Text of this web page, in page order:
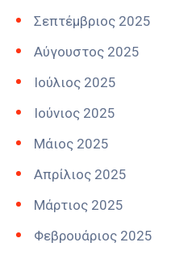
Σεπτέμβριος 2025
Αύγουστος 2025
Ιούλιος 2025
Ιούνιος 2025
Μάιος 2025
Απρίλιος 2025
Μάρτιος 2025
Φεβρουάριος 2025